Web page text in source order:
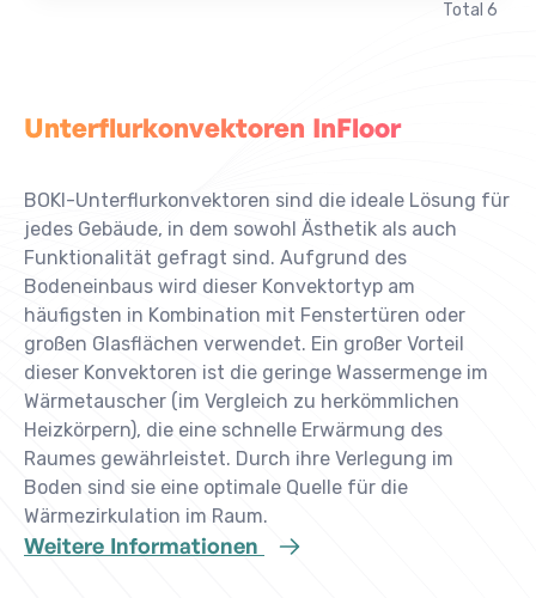
Total 6
Unterflurkonvektoren InFloor
BOKI-Unterflurkonvektoren sind die ideale Lösung für
jedes Gebäude, in dem sowohl Ästhetik als auch
Funktionalität gefragt sind. Aufgrund des
Bodeneinbaus wird dieser Konvektortyp am
häufigsten in Kombination mit Fenstertüren oder
großen Glasflächen verwendet. Ein großer Vorteil
dieser Konvektoren ist die geringe Wassermenge im
Wärmetauscher (im Vergleich zu herkömmlichen
Heizkörpern), die eine schnelle Erwärmung des
Raumes gewährleistet. Durch ihre Verlegung im
Boden sind sie eine optimale Quelle für die
Wärmezirkulation im Raum.
Weitere Informationen